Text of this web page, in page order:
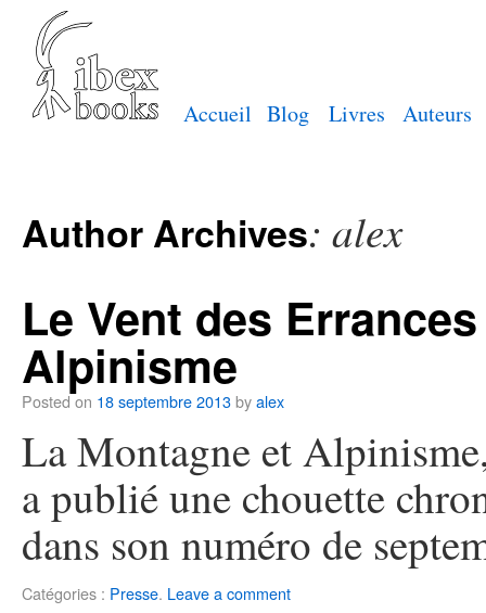
Accueil Blog Livres Auteurs
Author Archives: alex
Le Vent des
Alpinisme
Posted on 18 septembre 2013byalex
La Montagne et
a publié une chouette
dans son numéro de
Catégories : Presse. Leave a comment